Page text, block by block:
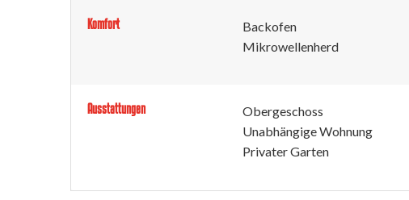
Komfort
Backofen
Mikrowellenherd
Ausstattungen
Obergeschoss
Unabhängige Wohnung
Privater Garten